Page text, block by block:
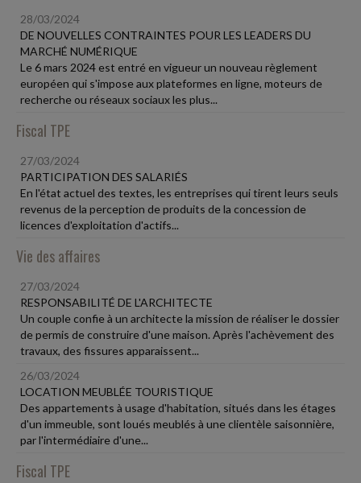
28/03/2024
DE NOUVELLES CONTRAINTES POUR LES LEADERS DU
MARCHÉ NUMÉRIQUE
Le 6 mars 2024 est entré en vigueur un nouveau règlement
européen qui s'impose aux plateformes en ligne, moteurs de
recherche ou réseaux sociaux les plus...
Fiscal TPE
27/03/2024
PARTICIPATION DES SALARIÉS
En l'état actuel des textes, les entreprises qui tirent leurs seuls
revenus de la perception de produits de la concession de
licences d'exploitation d'actifs...
Vie des affaires
27/03/2024
RESPONSABILITÉ DE L'ARCHITECTE
Un couple confie à un architecte la mission de réaliser le dossier
de permis de construire d'une maison. Après l'achèvement des
travaux, des fissures apparaissent...
26/03/2024
LOCATION MEUBLÉE TOURISTIQUE
Des appartements à usage d'habitation, situés dans les étages
d'un immeuble, sont loués meublés à une clientèle saisonnière,
par l'intermédiaire d'une...
Fiscal TPE